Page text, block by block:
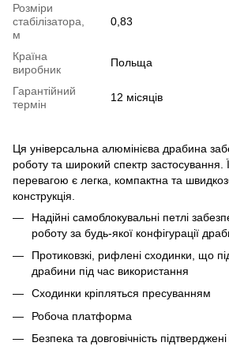
Розміри
стабілізатора,
м
0,83
Країна
виробник
Польща
Гарантійний
термін
12 місяців
Ця універсальна алюмінієва драбина
роботу та широкий спектр застосування.
перевагою є легка, компактна та
конструкція.
Надійні самоблокувальні петлі
роботу за будь-якої конфігурації
Протиковзкі, рифлені сходинки, що
драбини під час використання
Сходинки кріпляться пресуванням
Робоча платформа
Безпека та довговічність підтверджені